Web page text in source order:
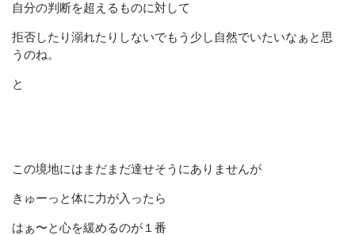
自分の判断を超えるものに対して
拒否したり溺れたりしないでもう少し自然でいたいなぁと思
うのね。
と
この境地にはまだまだ達せそうにありませんが
きゅーっと体に力が入ったら
はぁ〜と心を緩めるのが１番